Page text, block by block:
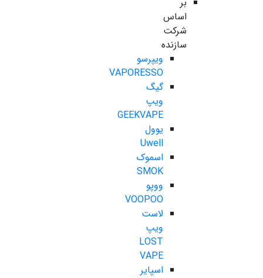
اساس
شرکت
سازنده
ویپرسو
VAPORESSO
گیگ
ویپ
GEEKVAPE
یوول
Uwell
اسموک
SMOK
ووپو
VOOPOO
لاست
ویپ
LOST
VAPE
اسپایر